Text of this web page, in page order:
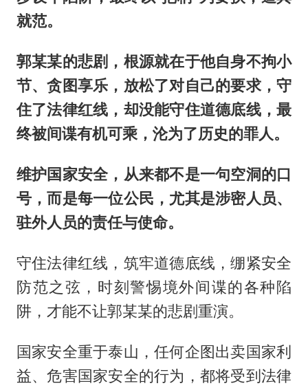
就范。
郭某某的悲剧，根源就在于他自身不拘小
节、贪图享乐，放松了对自己的要求，守
住了法律红线，却没能守住道德底线，最
终被间谍有机可乘，沦为了历史的罪人。
维护国家安全，从来都不是一句空洞的口
号，而是每一位公民，尤其是涉密人员、
驻外人员的责任与使命。
守住法律红线，筑牢道德底线，绷紧安全
防范之弦，时刻警惕境外间谍的各种陷
阱，才能不让郭某某的悲剧重演。
国家安全重于泰山，任何企图出卖国家利
益、危害国家安全的行为，都将受到法律